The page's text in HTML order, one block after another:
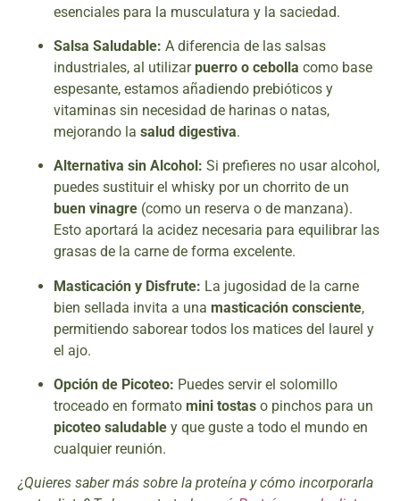
esenciales para la musculatura y la saciedad.
Salsa Saludable: A diferencia de las salsas
industriales, al utilizarpuerro o cebolla como base
espesante, estamos añadiendo prebióticos y
vitaminas sin necesidad de harinas o natas,
mejorando la salud digestiva.
Alternativa sin Alcohol: Si prefieres no usar alcohol,
puedes sustituir el whisky por un chorrito de un
buen vinagre (como un reserva o de manzana).
Esto aportará la acidez necesaria para equilibrar las
grasas de la carne de forma excelente.
Masticación y Disfrute: La jugosidad de la carne
bien sellada invita a una masticación consciente,
permitiendo saborear todos los matices del laurel y
el ajo.
Opción de Picoteo: Puedes servir el solomillo
troceado en formato mini tostas o pinchos para un
picoteo saludable y que guste a todo el mundo en
cualquier reunión.
¿Quieres saber más sobre la proteína y cómo incorporarla